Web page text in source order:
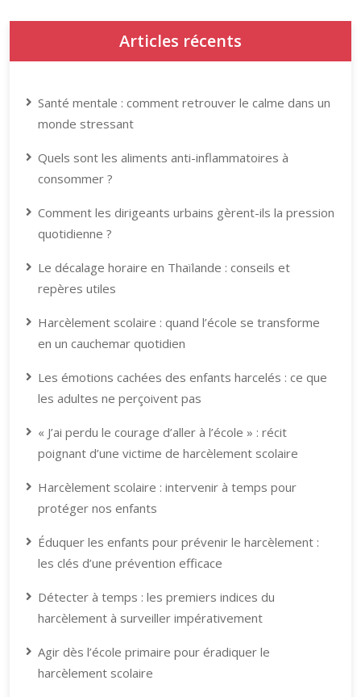
Articles récents
Santé mentale : comment retrouver le calme dans un
monde stressant
Quels sont les aliments anti-inflammatoires à
consommer ?
Comment les dirigeants urbains gèrent-ils la pression
quotidienne ?
Le décalage horaire en Thaïlande : conseils et
repères utiles
Harcèlement scolaire : quand l’école se transforme
en un cauchemar quotidien
Les émotions cachées des enfants harcelés : ce que
les adultes ne perçoivent pas
« J’ai perdu le courage d’aller à l’école » : récit
poignant d’une victime de harcèlement scolaire
Harcèlement scolaire : intervenir à temps pour
protéger nos enfants
Éduquer les enfants pour prévenir le harcèlement :
les clés d’une prévention efficace
Détecter à temps : les premiers indices du
harcèlement à surveiller impérativement
Agir dès l’école primaire pour éradiquer le
harcèlement scolaire